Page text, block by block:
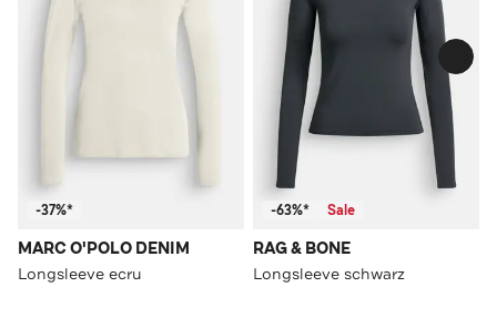
-37%*
MARC O'POLO DENIM
Longsleeve ecru
-63%* Sale
RAG & BONE
Longsleeve schwarz